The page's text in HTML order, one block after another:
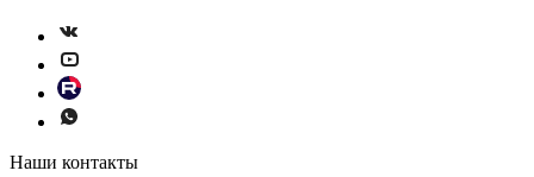
Наши контакты